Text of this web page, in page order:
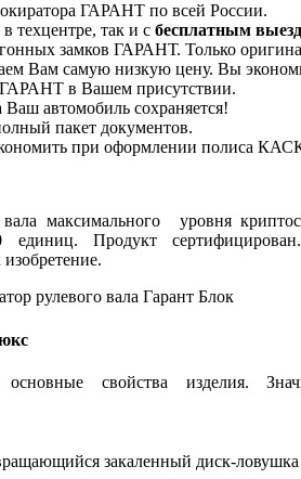
ГАРАНТ по всей России.
техцентре, так и с бесплатным
замков ГАРАНТ. Только
Вам самую низкую цену. Вы
ГАРАНТ в Вашем присутствии.
автомобиль сохраняется!
пакет документов.
при оформлении полиса
максимального уровня
единиц. Продукт
свойства изделия.
закаленный диск-